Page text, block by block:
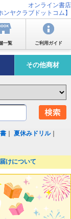
オンライン書店
ンヤクラブドットコム】
一覧 ご利用ガイド
その他商材
｜夏休みドリル｜
けについて